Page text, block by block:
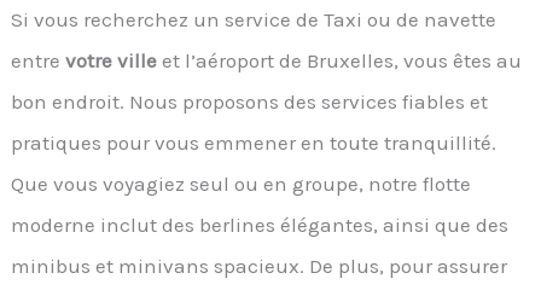
Si vous recherchez un service de Taxi ou de navette
entrevotre ville et l’aéroport de Bruxelles, vous êtes au
bon endroit. Nous proposons des services fiables et
pratiques pour vous emmener en toute tranquillité.
Que vous voyagiez seul ou en groupe, notre flotte
moderne inclut des berlines élégantes, ainsi que des
minibus et minivans spacieux. De plus, pour assurer